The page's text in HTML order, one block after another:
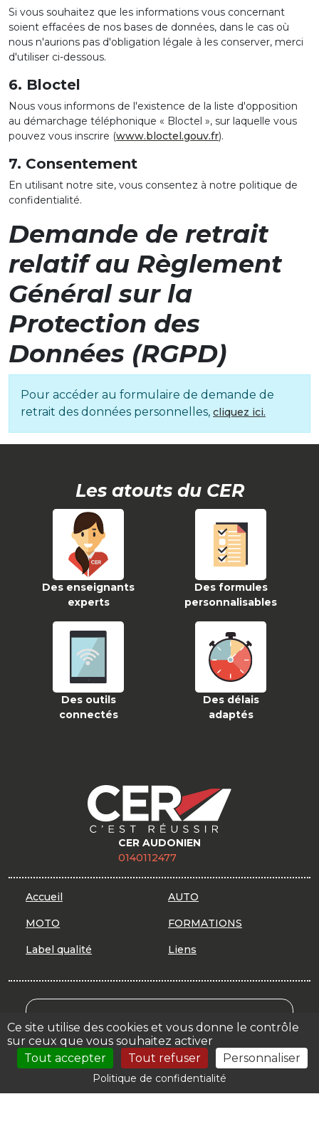
Ce site utilise des cookies et vous donne le contrôle
sur ceux que vous souhaitez activer
Tout accepter
Tout refuser Personnaliser
Politique de confidentialité
Si vous souhaitez que les informations vous concernant
soient effacées de nos bases de données, dans le cas où
nous n'aurions pas d'obligation légale à les conserver, merci
d'utiliser ci-dessous.
6. Bloctel
Nous vous informons de l'existence de la liste d'opposition
au démarchage téléphonique « Bloctel », sur laquelle vous
pouvez vous inscrire (www.bloctel.gouv.fr).
7. Consentement
En utilisant notre site, vous consentez à notre politique de
confidentialité.
Demande de retrait
relatif au Règlement
Général sur la
Protection des
Données (RGPD)
Pour accéder au formulaire de demande de
retrait des données personnelles, cliquez ici.
Les atouts du CER
Des enseignants
experts
Des formules
personnalisables
Des outils
connectés
Des délais
adaptés
CER AUDONIEN
0140112477
Accueil AUTO
MOTO FORMATIONS
Label qualité Liens
Votre espace